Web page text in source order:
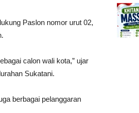
Paslon nomor urut 02,
calon wali kota,” ujar
Sukatani.
berbagai pelanggaran